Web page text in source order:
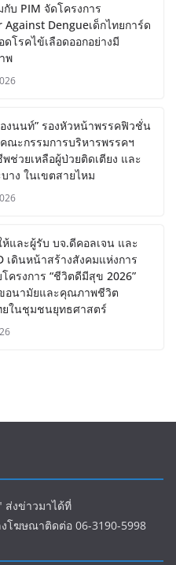
กับ PIM จัดโครงการ
Against Dengueเด็กไทยการ์ด
ดโรคไข้เลือดออกอย่างมี
พ
องนนท์” รองหัวหน้าพรรคฟิวชั่น
ณะกรรมการบริหารพรรคฯ
ช่วยเหลือผู้ป่วยติดเตียง และ
าง ในเขตสายไหม
ห้และผู้รับ บจ.ดีคอลเจน และ
เดินหน้าสร้างสังคมแห่งการ
ครงการ “ชีวิตดีมีสุข 2026”
อนามัยและคุณภาพชีวิต
ยในชุมชนยุทธศาสตร์
ส่งข่าวมาได้ที่
โฆษณาติดต่อ 06-3190-5998